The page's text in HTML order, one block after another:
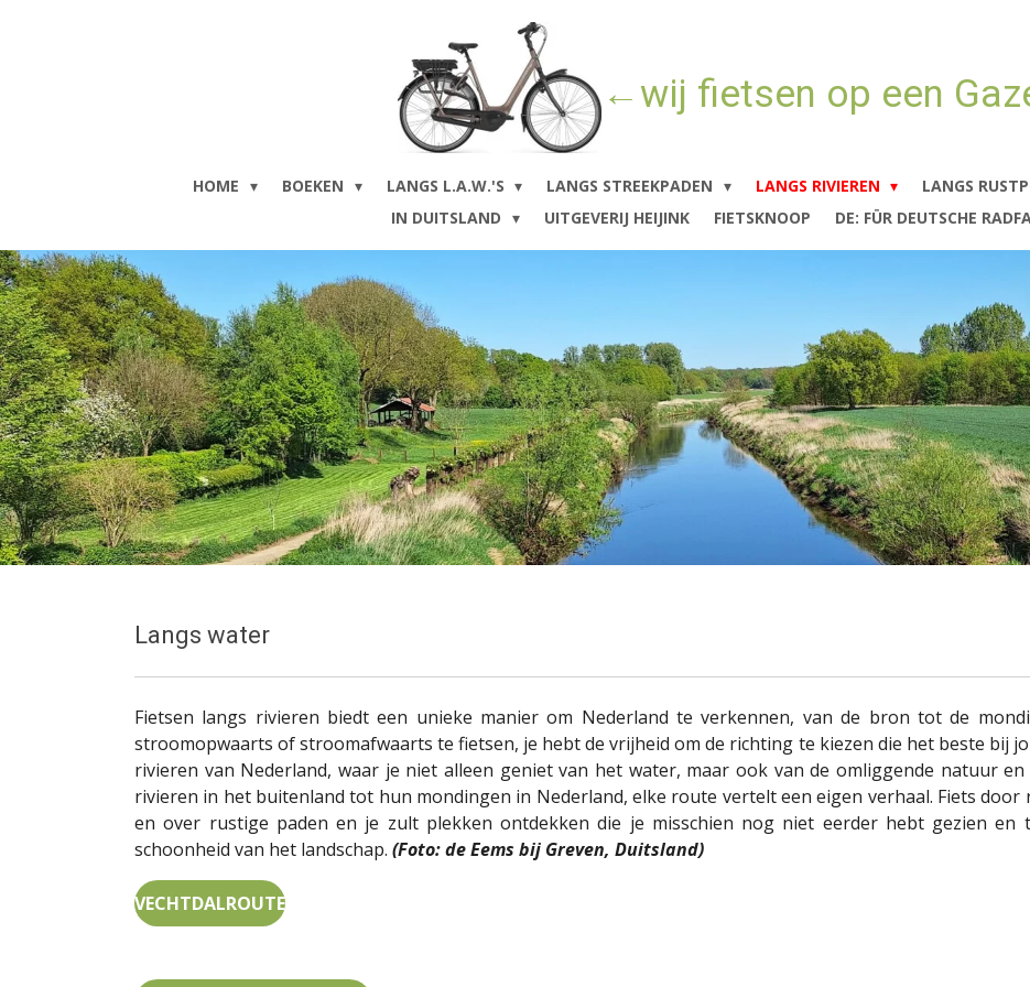
←wij fietsen op een
HOME BOEKEN LANGS L.A.W.'S LANGS STREEKPADEN LANGS RIVIEREN LANGS
IN DUITSLAND
UITGEVERIJ HEIJINK FIETSKNOOP DE: FÜR DEUTSCHE
Langs water
Fietsen langs rivieren biedt een unieke manier om Nederland te verkennen, van de bron tot de
stroomopwaarts of stroomafwaarts te fietsen, je hebt de vrijheid om de richting te kiezen die het beste bij
rivieren van Nederland, waar je niet alleen geniet van het water, maar ook van de omliggende natuur
rivieren in het buitenland tot hun mondingen in Nederland, elke route vertelt een eigen verhaal. Fiets door
en over rustige paden en je zult plekken ontdekken die je misschien nog niet eerder hebt gezien en
schoonheid van het landschap. (Foto: de Eems bij Greven, Duitsland)
VECHTDALROUTE